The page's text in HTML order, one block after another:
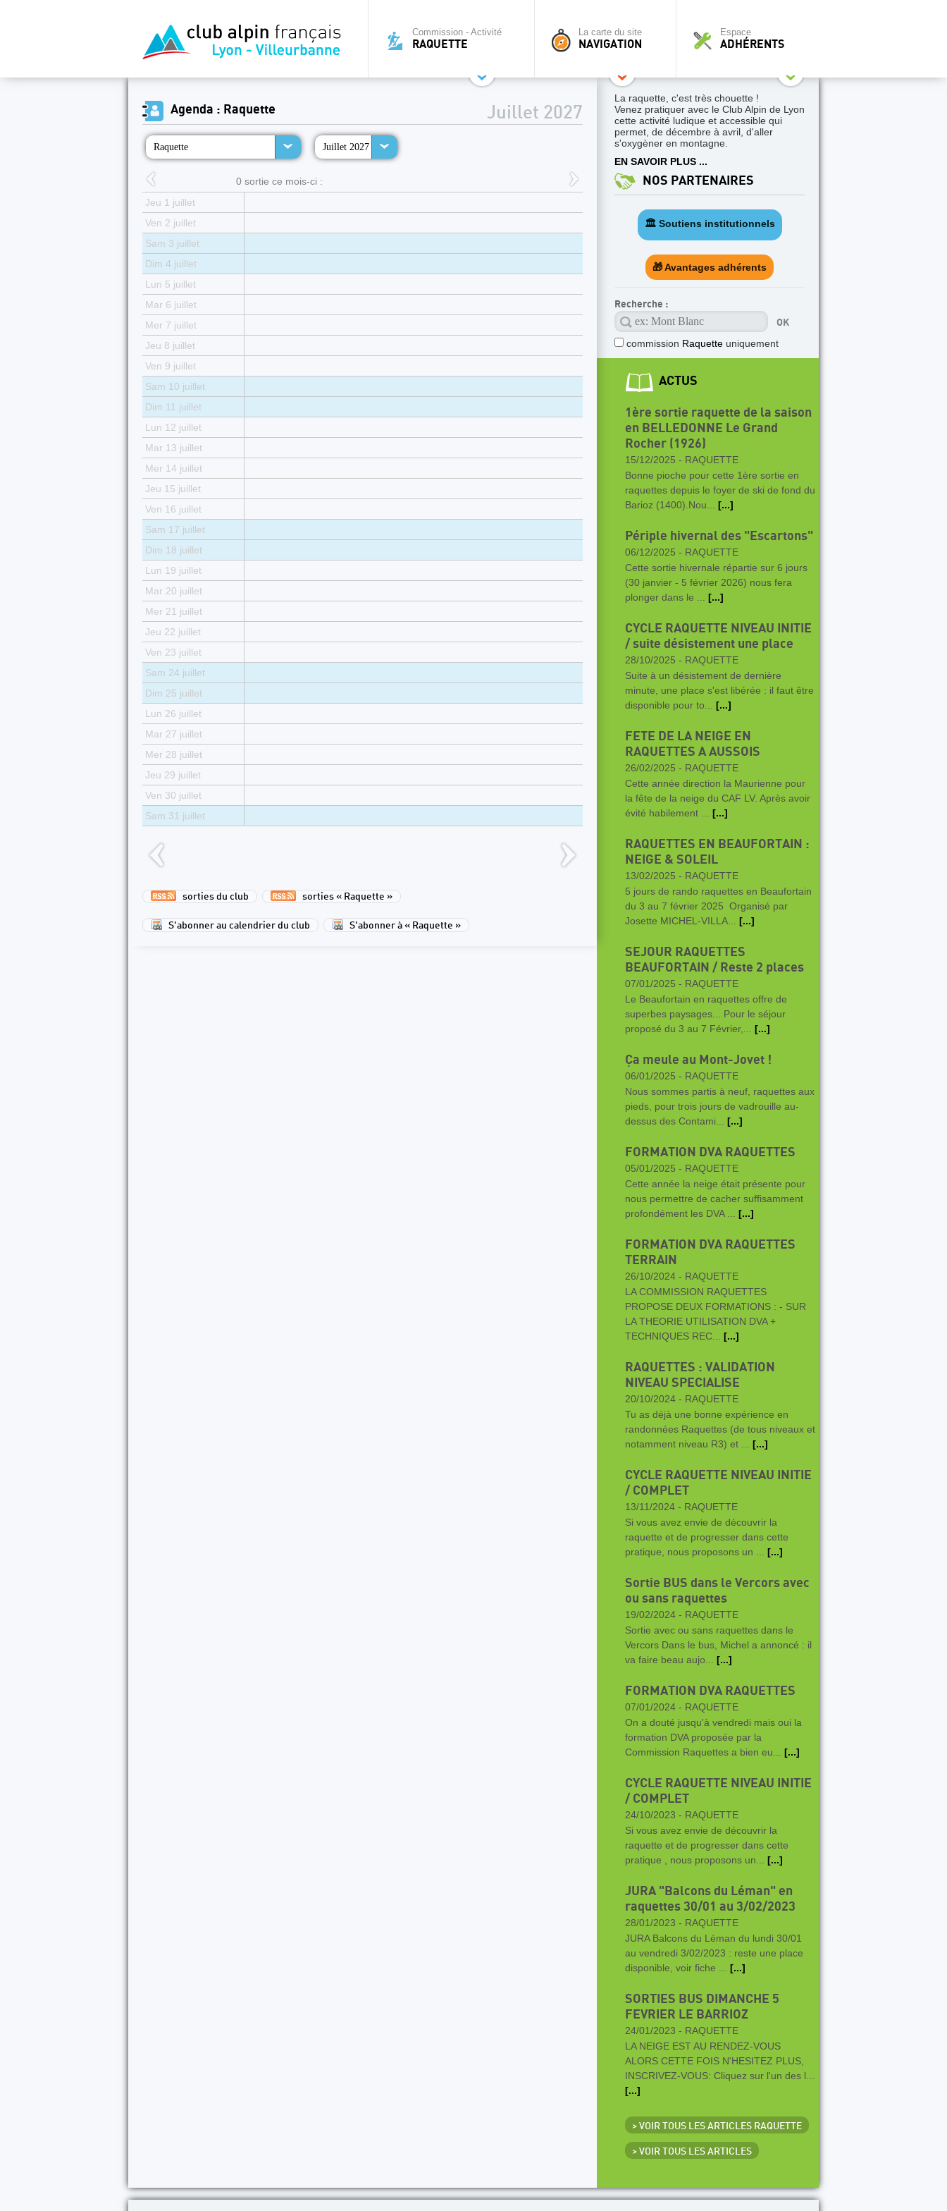
Commission - Activité
RAQUETTE
La carte du site
NAVIGATION
Espace
ADHÉRENTS
Agenda : Raquette
Raquette Juillet 2027
Juillet 2027
0 sortie ce mois-ci :
Jeu 1 juillet
Ven 2 juillet
Sam 3 juillet
Dim 4 juillet
Lun 5 juillet
Mar 6 juillet
Mer 7 juillet
Jeu 8 juillet
Ven 9 juillet
Sam 10 juillet
Dim 11 juillet
Lun 12 juillet
Mar 13 juillet
Mer 14 juillet
Jeu 15 juillet
Ven 16 juillet
Sam 17 juillet
Dim 18 juillet
Lun 19 juillet
Mar 20 juillet
Mer 21 juillet
Jeu 22 juillet
Ven 23 juillet
Sam 24 juillet
Dim 25 juillet
Lun 26 juillet
Mar 27 juillet
Mer 28 juillet
Jeu 29 juillet
Ven 30 juillet
Sam 31 juillet
sorties du club sorties « Raquette »
S'abonner au calendrier du club S'abonner à « Raquette »
La raquette, c'est très chouette !
Venez pratiquer avec le Club Alpin de Lyon
cette activité ludique et accessible qui
permet, de décembre à avril, d'aller
s'oxygèner en montagne.
EN SAVOIR PLUS ...
NOS PARTENAIRES
🏛️ Soutiens institutionnels
🎁 Avantages adhérents
Recherche :
commission Raquette uniquement
ACTUS
1ère sortie raquette de la saison
en BELLEDONNE Le Grand
Rocher (1926)
15/12/2025 - RAQUETTE
Bonne pioche pour cette 1ère sortie en
raquettes depuis le foyer de ski de fond du
Barioz (1400).Nou... [...]
Périple hivernal des "Escartons"
06/12/2025 - RAQUETTE
Cette sortie hivernale répartie sur 6 jours
(30 janvier - 5 février 2026) nous fera
plonger dans le ... [...]
CYCLE RAQUETTE NIVEAU INITIE
/ suite désistement une place
28/10/2025 - RAQUETTE
Suite à un désistement de dernière
minute, une place s'est libérée : il faut être
disponible pour to... [...]
FETE DE LA NEIGE EN
RAQUETTES A AUSSOIS
26/02/2025 - RAQUETTE
Cette année direction la Maurienne pour
la fête de la neige du CAF LV. Après avoir
évité habilement ... [...]
RAQUETTES EN BEAUFORTAIN :
NEIGE & SOLEIL
13/02/2025 - RAQUETTE
5 jours de rando raquettes en Beaufortain
du 3 au 7 février 2025 Organisé par
Josette MICHEL-VILLA... [...]
SEJOUR RAQUETTES
BEAUFORTAIN / Reste 2 places
07/01/2025 - RAQUETTE
Le Beaufortain en raquettes offre de
superbes paysages... Pour le séjour
proposé du 3 au 7 Février,... [...]
Ça meule au Mont-Jovet !
06/01/2025 - RAQUETTE
Nous sommes partis à neuf, raquettes aux
pieds, pour trois jours de vadrouille au-
dessus des Contami... [...]
FORMATION DVA RAQUETTES
05/01/2025 - RAQUETTE
Cette année la neige était présente pour
nous permettre de cacher suffisamment
profondément les DVA ... [...]
FORMATION DVA RAQUETTES
TERRAIN
26/10/2024 - RAQUETTE
LA COMMISSION RAQUETTES
PROPOSE DEUX FORMATIONS : - SUR
LA THEORIE UTILISATION DVA +
TECHNIQUES REC... [...]
RAQUETTES : VALIDATION
NIVEAU SPECIALISE
20/10/2024 - RAQUETTE
Tu as déjà une bonne expérience en
randonnées Raquettes (de tous niveaux et
notamment niveau R3) et ... [...]
CYCLE RAQUETTE NIVEAU INITIE
/ COMPLET
13/11/2024 - RAQUETTE
Si vous avez envie de découvrir la
raquette et de progresser dans cette
pratique, nous proposons un ... [...]
Sortie BUS dans le Vercors avec
ou sans raquettes
19/02/2024 - RAQUETTE
Sortie avec ou sans raquettes dans le
Vercors Dans le bus, Michel a annoncé : il
va faire beau aujo... [...]
FORMATION DVA RAQUETTES
07/01/2024 - RAQUETTE
On a douté jusqu'à vendredi mais oui la
formation DVA proposée par la
Commission Raquettes a bien eu... [...]
CYCLE RAQUETTE NIVEAU INITIE
/ COMPLET
24/10/2023 - RAQUETTE
Si vous avez envie de découvrir la
raquette et de progresser dans cette
pratique , nous proposons un... [...]
JURA "Balcons du Léman" en
raquettes 30/01 au 3/02/2023
28/01/2023 - RAQUETTE
JURA Balcons du Léman du lundi 30/01
au vendredi 3/02/2023 : reste une place
disponible, voir fiche ... [...]
SORTIES BUS DIMANCHE 5
FEVRIER LE BARRIOZ
24/01/2023 - RAQUETTE
LA NEIGE EST AU RENDEZ-VOUS
ALORS CETTE FOIS N'HESITEZ PLUS,
INSCRIVEZ-VOUS: Cliquez sur l'un des l...
[...]
> VOIR TOUS LES ARTICLES RAQUETTE
> VOIR TOUS LES ARTICLES